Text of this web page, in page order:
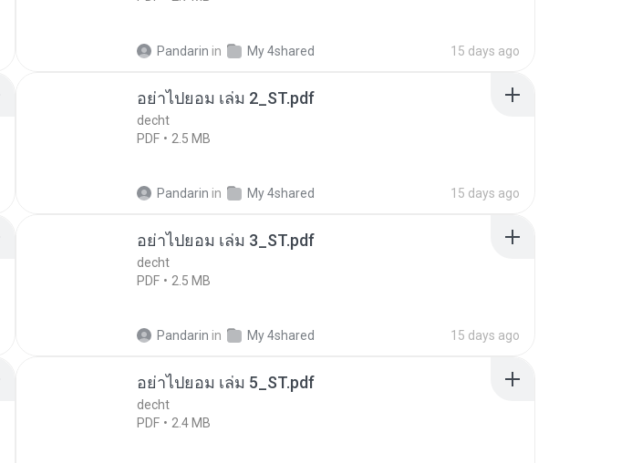
Pandarin in My 4shared 15 days ago
อย่าไปยอม เล่ม 2_ST.pdf
decht
PDF
2.5 MB
Pandarin in My 4shared 15 days ago
อย่าไปยอม เล่ม 3_ST.pdf
decht
PDF
2.5 MB
Pandarin in My 4shared 15 days ago
อย่าไปยอม เล่ม 5_ST.pdf
decht
PDF
2.4 MB